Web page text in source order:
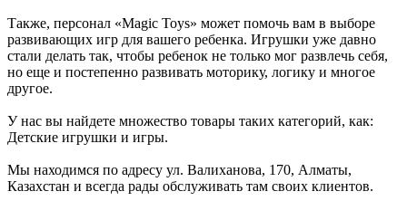
Также, персонал «Magic Toys» может помочь вам в выборе
развивающих игр для вашего ребенка. Игрушки уже давно
стали делать так, чтобы ребенок не только мог развлечь себя,
но еще и постепенно развивать моторику, логику и многое
другое.
У нас вы найдете множество товары таких категорий, как:
Детские игрушки и игры.
Мы находимся по адресу ул. Валиханова, 170, Алматы,
Казахстан и всегда рады обслуживать там своих клиентов.